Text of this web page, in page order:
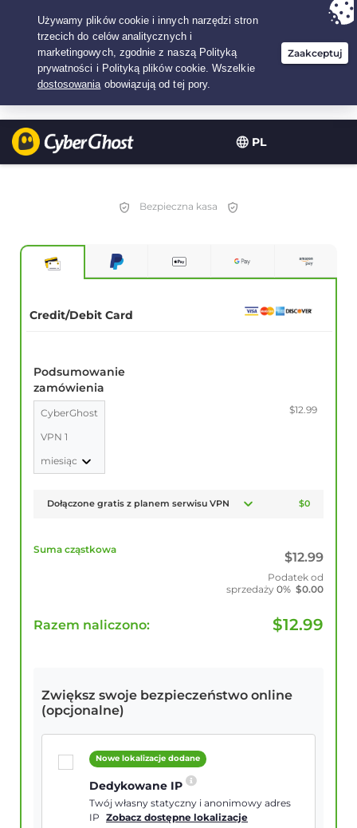
PL
Twój wybór:Najlepsza umowana2.1666666666667-lat w$
/miesiąc
Bezpieczna kasa
Credit/Debit Card
Podsumowanie
zamówienia
CyberGhost
VPN 1
miesiąc
$12.99
Dołączone gratis z planem serwisu VPN $0
Suma cząstkowa
$12.99
Podatek od
sprzedaży 0% $0.00
Razem naliczono: $12.99
Zwiększ swoje bezpieczeństwo online
(opcjonalne)
Nowe lokalizacje dodane
Dedykowane IP
Twój własny statyczny i anonimowy adres
IP
Zobacz dostępne lokalizacje